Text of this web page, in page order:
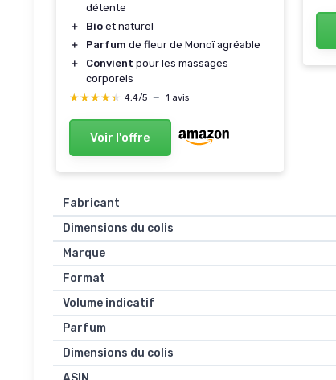
détente
＋
Bio et naturel
＋
Parfum de fleur de Monoï agréable
＋
Convient pour les massages
corporels
★★★★★
★★★★★ 4,4/5 — 1 avis
Voir l'offre
Fabricant
Dimensions du colis
Marque
Format
Volume indicatif
Parfum
Dimensions du colis